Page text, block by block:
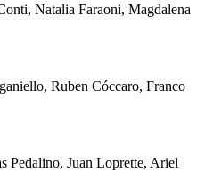
Natalia Faraoni, Magdalena
Ruben Cóccaro, Franco
Pedalino, Juan Loprette, Ariel